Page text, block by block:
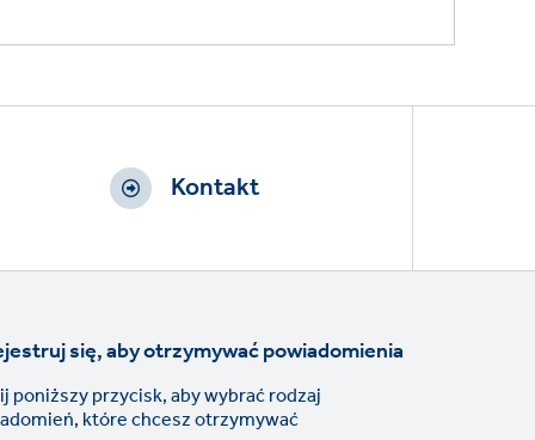
Kontakt
się, aby otrzymywać powiadomienia
poniższy przycisk, aby wybrać rodzaj
które chcesz otrzymywać